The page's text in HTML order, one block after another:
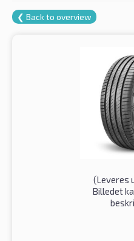
❮ Back to overview
(Leveres
Billedet